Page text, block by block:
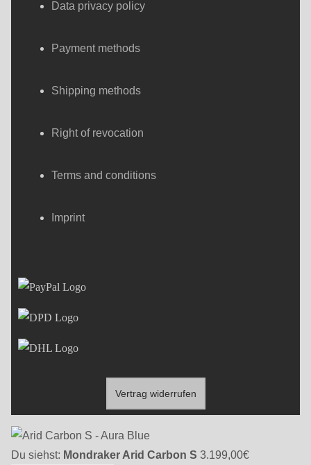
Data privacy policy
Payment methods
Shipping methods
Right of revocation
Terms and conditions
Imprint
Vertrag widerrufen
Du siehst: Mondraker Arid Carbon S 3.199,00€